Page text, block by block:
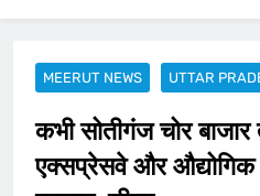
MEERUT NEWS UTTAR
कभी सोतीगंज चोर
एक्सप्रेसवे और